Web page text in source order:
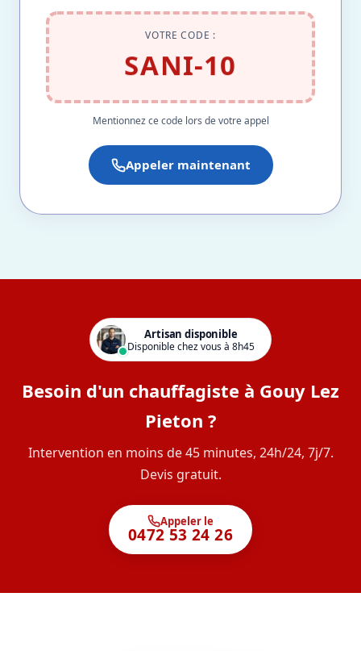
VOTRE CODE :
SANI-10
Mentionnez ce code lors de votre appel
Appeler maintenant
Artisan disponible
Disponible chez vous à 8h45
Besoin d'un chauffagiste à Gouy Lez
Pieton ?
Intervention en moins de 45 minutes, 24h/24, 7j/7.
Devis gratuit.
Appeler le
0472 53 24 26